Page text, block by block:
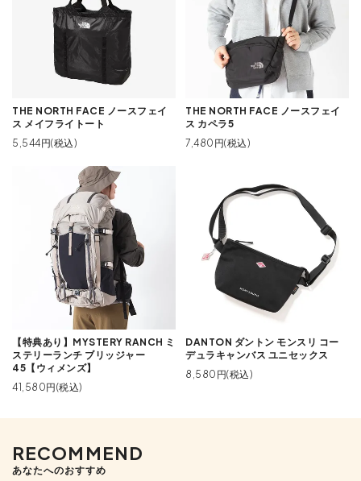
THE NORTH FACE ノースフェイ
ス メイフライトート
5,544円(税込)
THE NORTH FACE ノースフェイ
ス カペラ5
7,480円(税込)
【特典あり】MYSTERY RANCH ミ
ステリーランチ ブリッジャー
45【ウィメンズ】
41,580円(税込)
DANTON ダントン モンスリ コー
デュラキャンバス ユニセックス
8,580円(税込)
RECOMMEND
あなたへのおすすめ